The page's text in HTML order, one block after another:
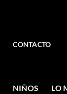
CONTACTO
NIÑOS LO